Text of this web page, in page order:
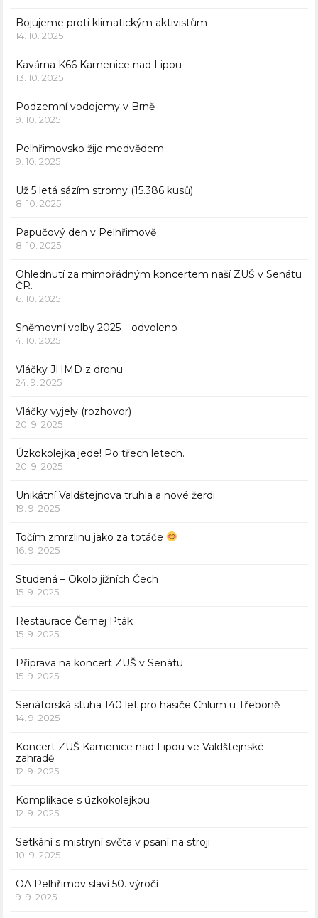
Bojujeme proti klimatickým aktivistům
14. 10. 2025
Kavárna K66 Kamenice nad Lipou
13. 10. 2025
Podzemní vodojemy v Brně
9. 10. 2025
Pelhřimovsko žije medvědem
9. 10. 2025
Už 5 letá sázím stromy (15.386 kusů)
8. 10. 2025
Papučový den v Pelhřimově
8. 10. 2025
Ohlednutí za mimořádným koncertem naší ZUŠ v Senátu
ČR.
6. 10. 2025
Sněmovní volby 2025 – odvoleno
4. 10. 2025
Vláčky JHMD z dronu
24. 9. 2025
Vláčky vyjely (rozhovor)
20. 9. 2025
Úzkokolejka jede! Po třech letech.
20. 9. 2025
Unikátní Valdštejnova truhla a nové žerdi
19. 9. 2025
Točím zmrzlinu jako za totáče
16. 9. 2025
Studená – Okolo jižních Čech
15. 9. 2025
Restaurace Černej Pták
15. 9. 2025
Příprava na koncert ZUŠ v Senátu
15. 9. 2025
Senátorská stuha 140 let pro hasiče Chlum u Třeboně
14. 9. 2025
Koncert ZUŠ Kamenice nad Lipou ve Valdštejnské
zahradě
12. 9. 2025
Komplikace s úzkokolejkou
12. 9. 2025
Setkání s mistryní světa v psaní na stroji
10. 9. 2025
OA Pelhřimov slaví 50. výročí
9. 9. 2025